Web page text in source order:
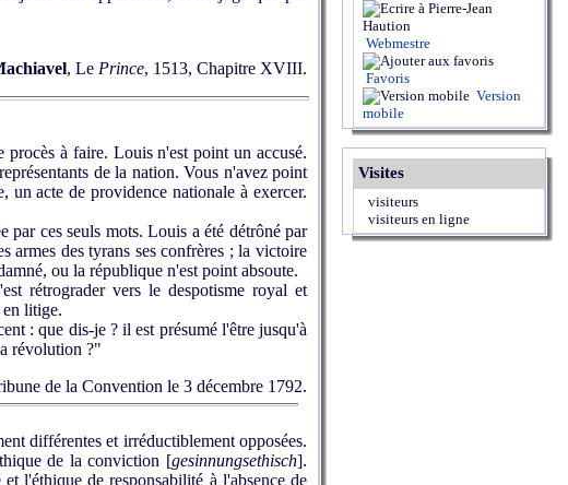
, Le Prince, 1513, Chapitre XVIII.
à faire. Louis n'est point un accusé.
de la nation. Vous n'avez point
un acte de providence nationale à exercer.
ces seuls mots. Louis a été détrôné par
armes des tyrans ses confrères ; la victoire
ou la république n'est point absoute.
rétrograder vers le despotisme royal et
litige.
: que dis-je ? il est présumé l'être jusqu'à
révolution ?"
de la Convention le 3 décembre 1792.
différentes et irréductiblement opposées.
de la conviction [gesinnungsethisch].
l'éthique de responsabilité à l'absence de
Webmestre
Favoris
Version
mobile
Visites
visiteurs
visiteurs en ligne